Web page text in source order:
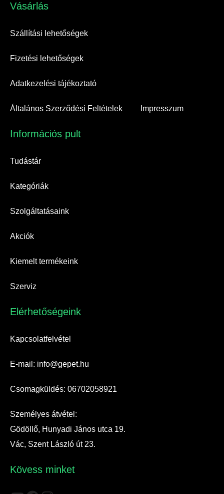
Vásárlás​
Szállítási lehetőségek
Fizetési lehetőségek
Adatkezelési tájékoztató
Általános Szerződési Feltételek Impresszum
Információs pult​
Tudástár
Kategóriák
Szolgáltatásaink
Akciók
Kiemelt termékeink
Szerviz
Elérhetőségeink​
Kapcsolatfelvétel
E-mail: info@gepet.hu
Csomagküldés: 06702058921
Személyes átvétel:
Gödöllő, Hunyadi János utca 19.
Vác, Szent László út 23.
Kövess minket